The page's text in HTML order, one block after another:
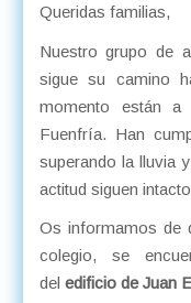
Queridas familias,
Nuestro grupo de
sigue su camino
momento están
Fuenfría. Han
superando la lluvia
actitud siguen
Os informamos de
colegio, se
del edificio de Juan